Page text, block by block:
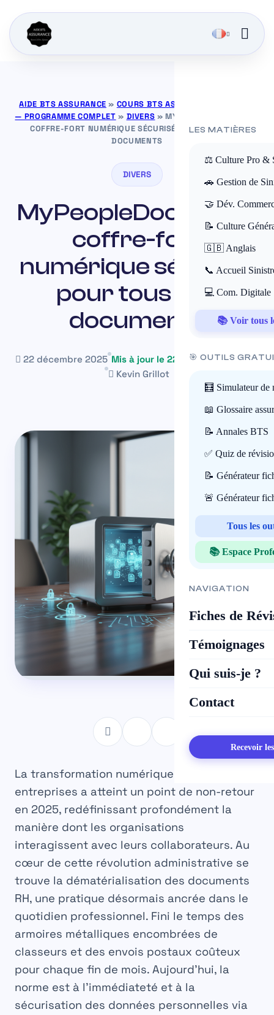
LES MATIÈRES
⚖️ Culture Pro &
🚗 Gestion de
🤝 Dév.
📝 Culture
🇬🇧 Anglais
📞 Accueil
💻 Com. Digitale
📚 Voir tous
🎯 OUTILS
🧮 Simulateur de
📖 Glossaire
📝 Annales BTS
✅ Quiz de
📝 Générateur
🚨 Générateur
Tous les
📚 Espace
NAVIGATION
Fiches de
Témoignages
Qui suis-je ?
Contact
Recevoir
AIDE BTS ASSURANCE » COURS BTS ASSURANCE GRATUITS
— PROGRAMME COMPLET » DIVERS » MYPEOPLEDOC : VOTRE
COFFRE-FORT NUMÉRIQUE SÉCURISÉ POUR TOUS VOS
DOCUMENTS
DIVERS
MyPeopleDoc : votre
coffre-fort
numérique sécurisé
pour tous vos
documents
22 décembre 2025 Mis à jour le 22 juin 2026 ~21 min
Kevin Grillot
La transformation numérique des
entreprises a atteint un point de non-retour
en 2025, redéfinissant profondément la
manière dont les organisations
interagissent avec leurs collaborateurs. Au
cœur de cette révolution administrative se
trouve la dématérialisation des documents
RH, une pratique désormais ancrée dans le
quotidien professionnel. Fini le temps des
armoires métalliques encombrées de
classeurs et des envois postaux coûteux
pour chaque fin de mois. Aujourd’hui, la
norme est à l’immédiateté et à la
sécurisation des données personnelles via